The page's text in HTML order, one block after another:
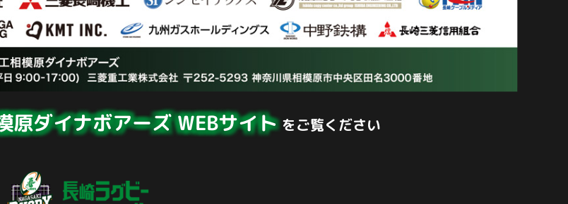
原ダイナボアーズWEBサイトをご覧ください